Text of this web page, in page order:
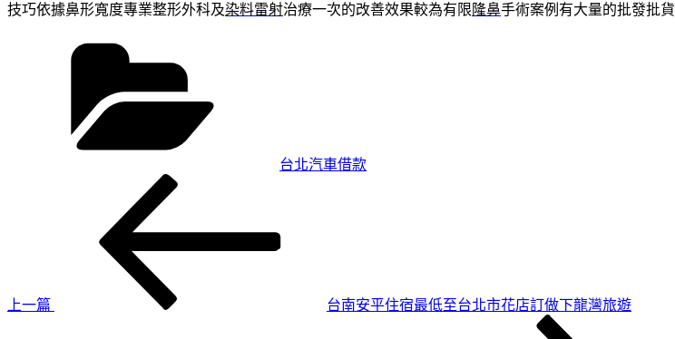
技巧依據鼻形寬度專業整形外科及染料雷射治療一次的改善效果較為有限 隆鼻手術案例有大量的批發批貨
台北汽車借款
上一篇
台南安平住宿最低至台北市花店訂做下龍灣旅遊